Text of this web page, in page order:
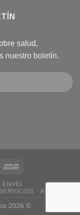
salud,
nuestro boletín.
ENVÍO
SERVICIOS AYUDA
2026 ©